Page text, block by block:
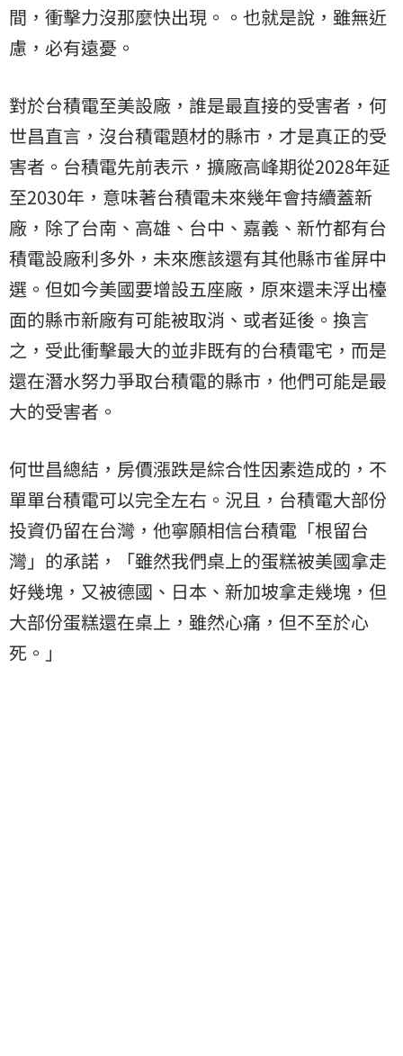
間，衝擊力沒那麼快出現。。也就是說，雖無近
慮，必有遠憂。
對於台積電至美設廠，誰是最直接的受害者，何
世昌直言，沒台積電題材的縣市，才是真正的受
害者。台積電先前表示，擴廠高峰期從2028年延
至2030年，意味著台積電未來幾年會持續蓋新
廠，除了台南、高雄、台中、嘉義、新竹都有台
積電設廠利多外，未來應該還有其他縣市雀屏中
選。但如今美國要增設五座廠，原來還未浮出檯
面的縣市新廠有可能被取消、或者延後。換言
之，受此衝擊最大的並非既有的台積電宅，而是
還在潛水努力爭取台積電的縣市，他們可能是最
大的受害者。
何世昌總結，房價漲跌是綜合性因素造成的，不
單單台積電可以完全左右。況且，台積電大部份
投資仍留在台灣，他寧願相信台積電「根留台
灣」的承諾，「雖然我們桌上的蛋糕被美國拿走
好幾塊，又被德國、日本、新加坡拿走幾塊，但
大部份蛋糕還在桌上，雖然心痛，但不至於心
死。」